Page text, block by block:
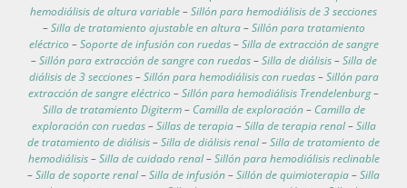
hemodiálisis de altura variable–Sillón para hemodiálisis de 3 secciones
–Silla de tratamiento ajustable en altura–Sillón para tratamiento
eléctrico –Soporte de infusión con ruedas–Silla de extracción de sangre
–Sillón para extracción de sangre con ruedas–Silla de diálisis–Silla de
diálisis de 3 secciones–Sillón para hemodiálisis con ruedas–Sillón para
extracción de sangre eléctrico –Sillón para hemodiálisis Trendelenburg–
Silla de tratamiento Digiterm– Camilla de exploración– Camilla de
exploración con ruedas–Sillas de terapia–Silla de terapia renal–Silla
de tratamiento de diálisis–Silla de diálisis renal–Silla de tratamiento de
hemodiálisis–Silla de cuidado renal–Sillón para hemodiálisis reclinable
–Silla de soporte renal–Silla de infusión–Sillón de quimioterapia–Silla